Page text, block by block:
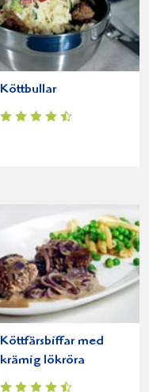
Köttbullar
Köttfärsbiffar med
krämig lökröra